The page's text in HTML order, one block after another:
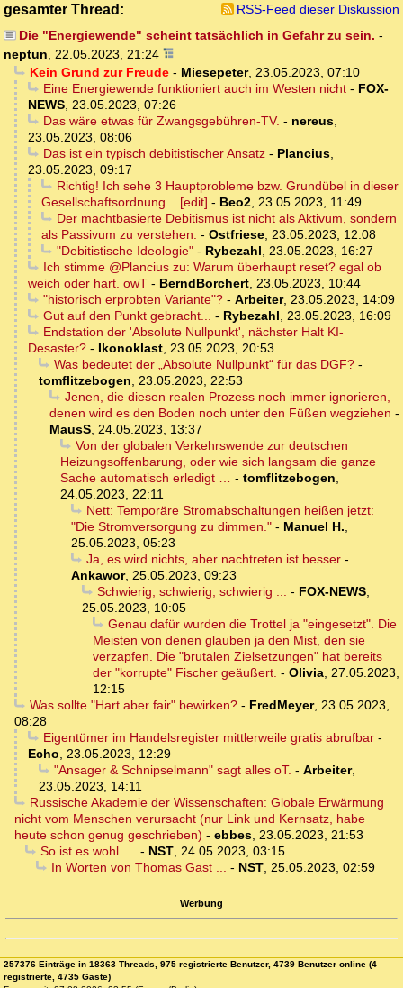
gesamter Thread:
RSS-Feed dieser Diskussion
Die "Energiewende" scheint tatsächlich in Gefahr zu sein. -
neptun, 22.05.2023, 21:24
Kein Grund zur Freude- Miesepeter, 23.05.2023, 07:10
Eine Energiewende funktioniert auch im Westen nicht- FOX-
NEWS, 23.05.2023, 07:26
Das wäre etwas für Zwangsgebühren-TV. - nereus,
23.05.2023, 08:06
Das ist ein typisch debitistischer Ansatz- Plancius,
23.05.2023, 09:17
Richtig! Ich sehe 3 Hauptprobleme bzw. Grundübel in dieser
Gesellschaftsordnung .. [edit] - Beo2, 23.05.2023, 11:49
Der machtbasierte Debitismus ist nicht als Aktivum, sondern
als Passivum zu verstehen. - Ostfriese, 23.05.2023, 12:08
"Debitistische Ideologie"- Rybezahl, 23.05.2023, 16:27
Ich stimme @Plancius zu: Warum überhaupt reset? egal ob
weich oder hart. owT - BerndBorchert, 23.05.2023, 10:44
"historisch erprobten Variante"?- Arbeiter, 23.05.2023, 14:09
Gut auf den Punkt gebracht... - Rybezahl, 23.05.2023, 16:09
Endstation der 'Absolute Nullpunkt', nächster Halt KI-
Desaster? - Ikonoklast, 23.05.2023, 20:53
Was bedeutet der „Absolute Nullpunkt“ für das DGF?-
tomflitzebogen, 23.05.2023, 22:53
Jenen, die diesen realen Prozess noch immer ignorieren,
denen wird es den Boden noch unter den Füßen wegziehen -
MausS, 24.05.2023, 13:37
Von der globalen Verkehrswende zur deutschen
Heizungsoffenbarung, oder wie sich langsam die ganze
Sache automatisch erledigt … - tomflitzebogen,
24.05.2023, 22:11
Nett: Temporäre Stromabschaltungen heißen jetzt:
"Die Stromversorgung zu dimmen." - Manuel H.,
25.05.2023, 05:23
Ja, es wird nichts, aber nachtreten ist besser-
Ankawor, 25.05.2023, 09:23
Schwierig, schwierig, schwierig ... - FOX-NEWS,
25.05.2023, 10:05
Genau dafür wurden die Trottel ja "eingesetzt". Die
Meisten von denen glauben ja den Mist, den sie
verzapfen. Die "brutalen Zielsetzungen" hat bereits
der "korrupte" Fischer geäußert. - Olivia, 27.05.2023,
12:15
Was sollte "Hart aber fair" bewirken?- FredMeyer, 23.05.2023,
08:28
Eigentümer im Handelsregister mittlerweile gratis abrufbar-
Echo, 23.05.2023, 12:29
"Ansager & Schnipselmann" sagt alles oT. - Arbeiter,
23.05.2023, 14:11
Russische Akademie der Wissenschaften: Globale Erwärmung
nicht vom Menschen verursacht (nur Link und Kernsatz, habe
heute schon genug geschrieben) - ebbes, 23.05.2023, 21:53
So ist es wohl .... - NST, 24.05.2023, 03:15
In Worten von Thomas Gast ... - NST, 25.05.2023, 02:59
Werbung
257376 Einträge in 18363 Threads, 975 registrierte Benutzer, 4739 Benutzer online (4
registrierte, 4735 Gäste)